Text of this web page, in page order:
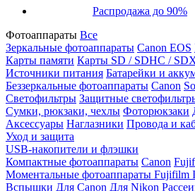
Распродажа до 90%
Фотоаппараты Все
Зеркальные фотоаппараты Canon EOS
Карты памяти Карты SD / SDHC /
Источники питания Батарейки и
Беззеркальные фотоаппараты Canon
Светофильтры Защитные
Сумки, рюкзаки, чехлы Фоторюкзаки
Аксессуары Наглазники Провода и
Уход и защита
USB-накопители и флэшки
Компактные фотоаппараты Canon
Моментальные фотоаппараты Fujifilm
Вспышки Для Canon Для Nikon